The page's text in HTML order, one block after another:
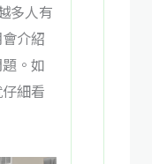
多人有
介紹
。​如
細看